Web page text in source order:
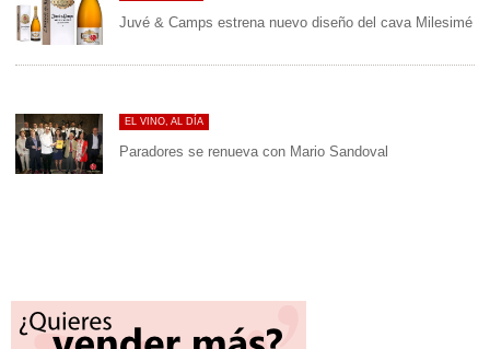
Juvé & Camps estrena nuevo diseño del cava Milesimé
EL VINO, AL DÍA
Paradores se renueva con Mario Sandoval